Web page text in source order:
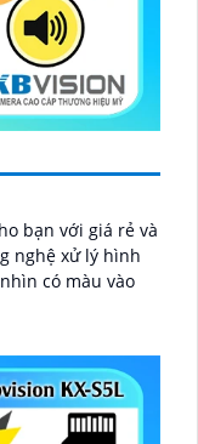
bạn với giá rẻ và
có màu vào